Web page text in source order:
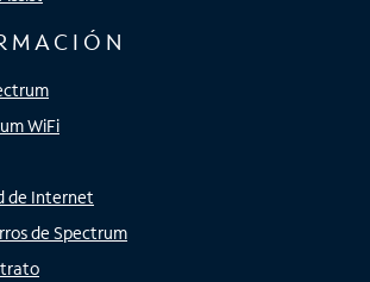
WiFi
de Internet
de Spectrum